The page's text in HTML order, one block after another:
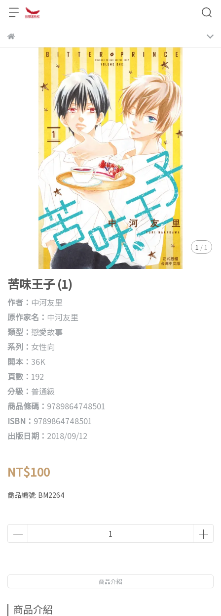
1 / 1
苦味王子 (1)
作者： 中河友里
原作家名： 中河友里
類型： 戀愛故事
系列： 女性向
開本： 36K
頁數： 192
分級： 普通級
商品條碼： 9789864748501
ISBN： 9789864748501
出版日期： 2018/09/12
NT$100
商品編號: BM2264
商品介紹
商品介紹